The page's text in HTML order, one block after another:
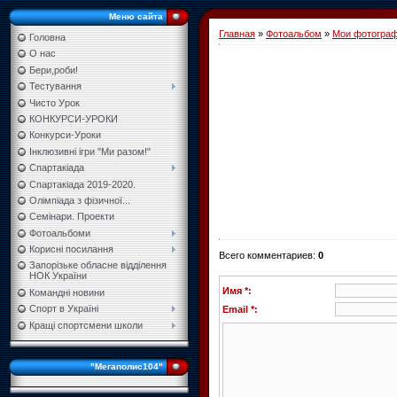
Меню сайта
Головна
О нас
Бери,роби!
Тестування
Чисто Урок
КОНКУРСИ-УРОКИ
Конкурси-Уроки
Інклюзивні ігри "Ми разом!"
Спартакіада
Спартакіада 2019-2020.
Олімпіада з фізичної...
Семінари. Проекти
Фотоальбоми
Корисні посилання
Запорізьке обласне відділення
НОК України
Командні новини
Спорт в Україні
Кращі спортсмени школи
"Мегаполис104"
Главная » Фотоальбом » Мои
Всего комментариев: 0
Имя *:
Email *: